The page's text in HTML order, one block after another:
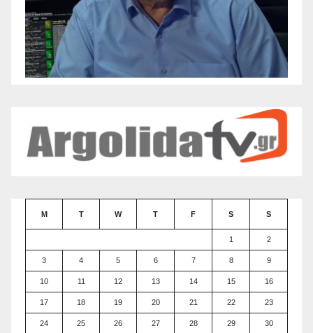
M T W T F S S
1 2
3 4 5 6 7 8 9
10 11 12 13 14 15 16
17 18 19 20 21 22 23
24 25 26 27 28 29 30